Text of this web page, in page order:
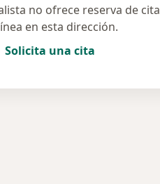
no ofrece reserva de cita
en esta dirección.
Solicita una cita